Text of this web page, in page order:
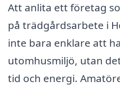
Att anlita ett företag
på trädgårdsarbete i
inte bara enklare att
utomhusmiljö, utan
tid och energi.